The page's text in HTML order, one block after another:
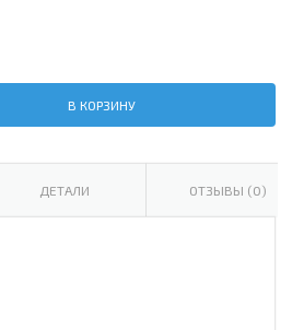
В КОРЗИНУ
ДЕТАЛИ ОТЗЫВЫ (0)